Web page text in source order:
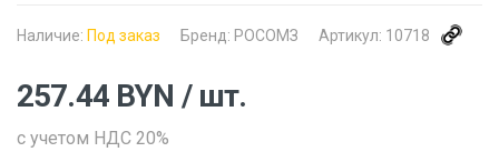
Наличие: Под заказ Бренд: РОСОМЗ Артикул: 10718
257.44 BYN / шт.
с учетом НДС 20%